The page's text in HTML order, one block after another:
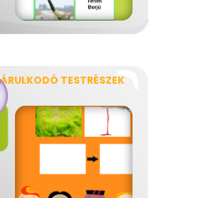
ÁRULKODÓ TESTRÉSZEK